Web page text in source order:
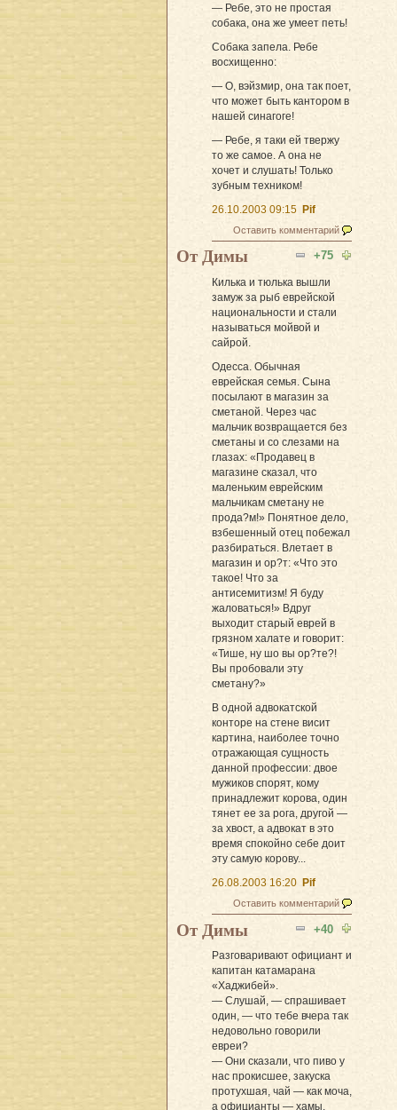
— Ребе, это не простая
собака, она же умеет петь!
Собака запела. Ребе
восхищенно:
— О, вэйзмир, она так поет,
что может быть кантором в
нашей синагоге!
— Ребе, я таки ей твержу
то же самое. А она не
хочет и слушать! Только
зубным техником!
26.10.2003 09:15 Pif
Оставить комментарий
+75
От Димы
Килька и тюлька вышли
замуж за рыб еврейской
национальности и стали
называться мойвой и
сайрой.
Одесса. Обычная
еврейская семья. Сына
посылают в магазин за
сметаной. Через час
мальчик возвращается без
сметаны и со слезами на
глазах: «Продавец в
магазине сказал, что
маленьким еврейским
мальчикам сметану не
прода?м!» Понятное дело,
взбешенный отец побежал
разбираться. Влетает в
магазин и ор?т: «Что это
такое! Что за
антисемитизм! Я буду
жаловаться!» Вдруг
выходит старый еврей в
грязном халате и говорит:
«Тише, ну шо вы ор?те?!
Вы пробовали эту
сметану?»
В одной адвокатской
конторе на стене висит
картина, наиболее точно
отражающая сущность
данной профессии: двое
мужиков спорят, кому
принадлежит корова, один
тянет ее за рога, другой —
за хвост, а адвокат в это
время спокойно себе доит
эту самую корову...
26.08.2003 16:20 Pif
Оставить комментарий
+40
Oт Димы
Разговаривают официант и
капитан катамарана
«Хаджибей».
— Слушай, — спрашивает
один, — что тебе вчера так
недовольно говорили
евреи?
— Они сказали, что пиво у
нас прокисшее, закуска
протухшая, чай — как моча,
а официанты — хамы.